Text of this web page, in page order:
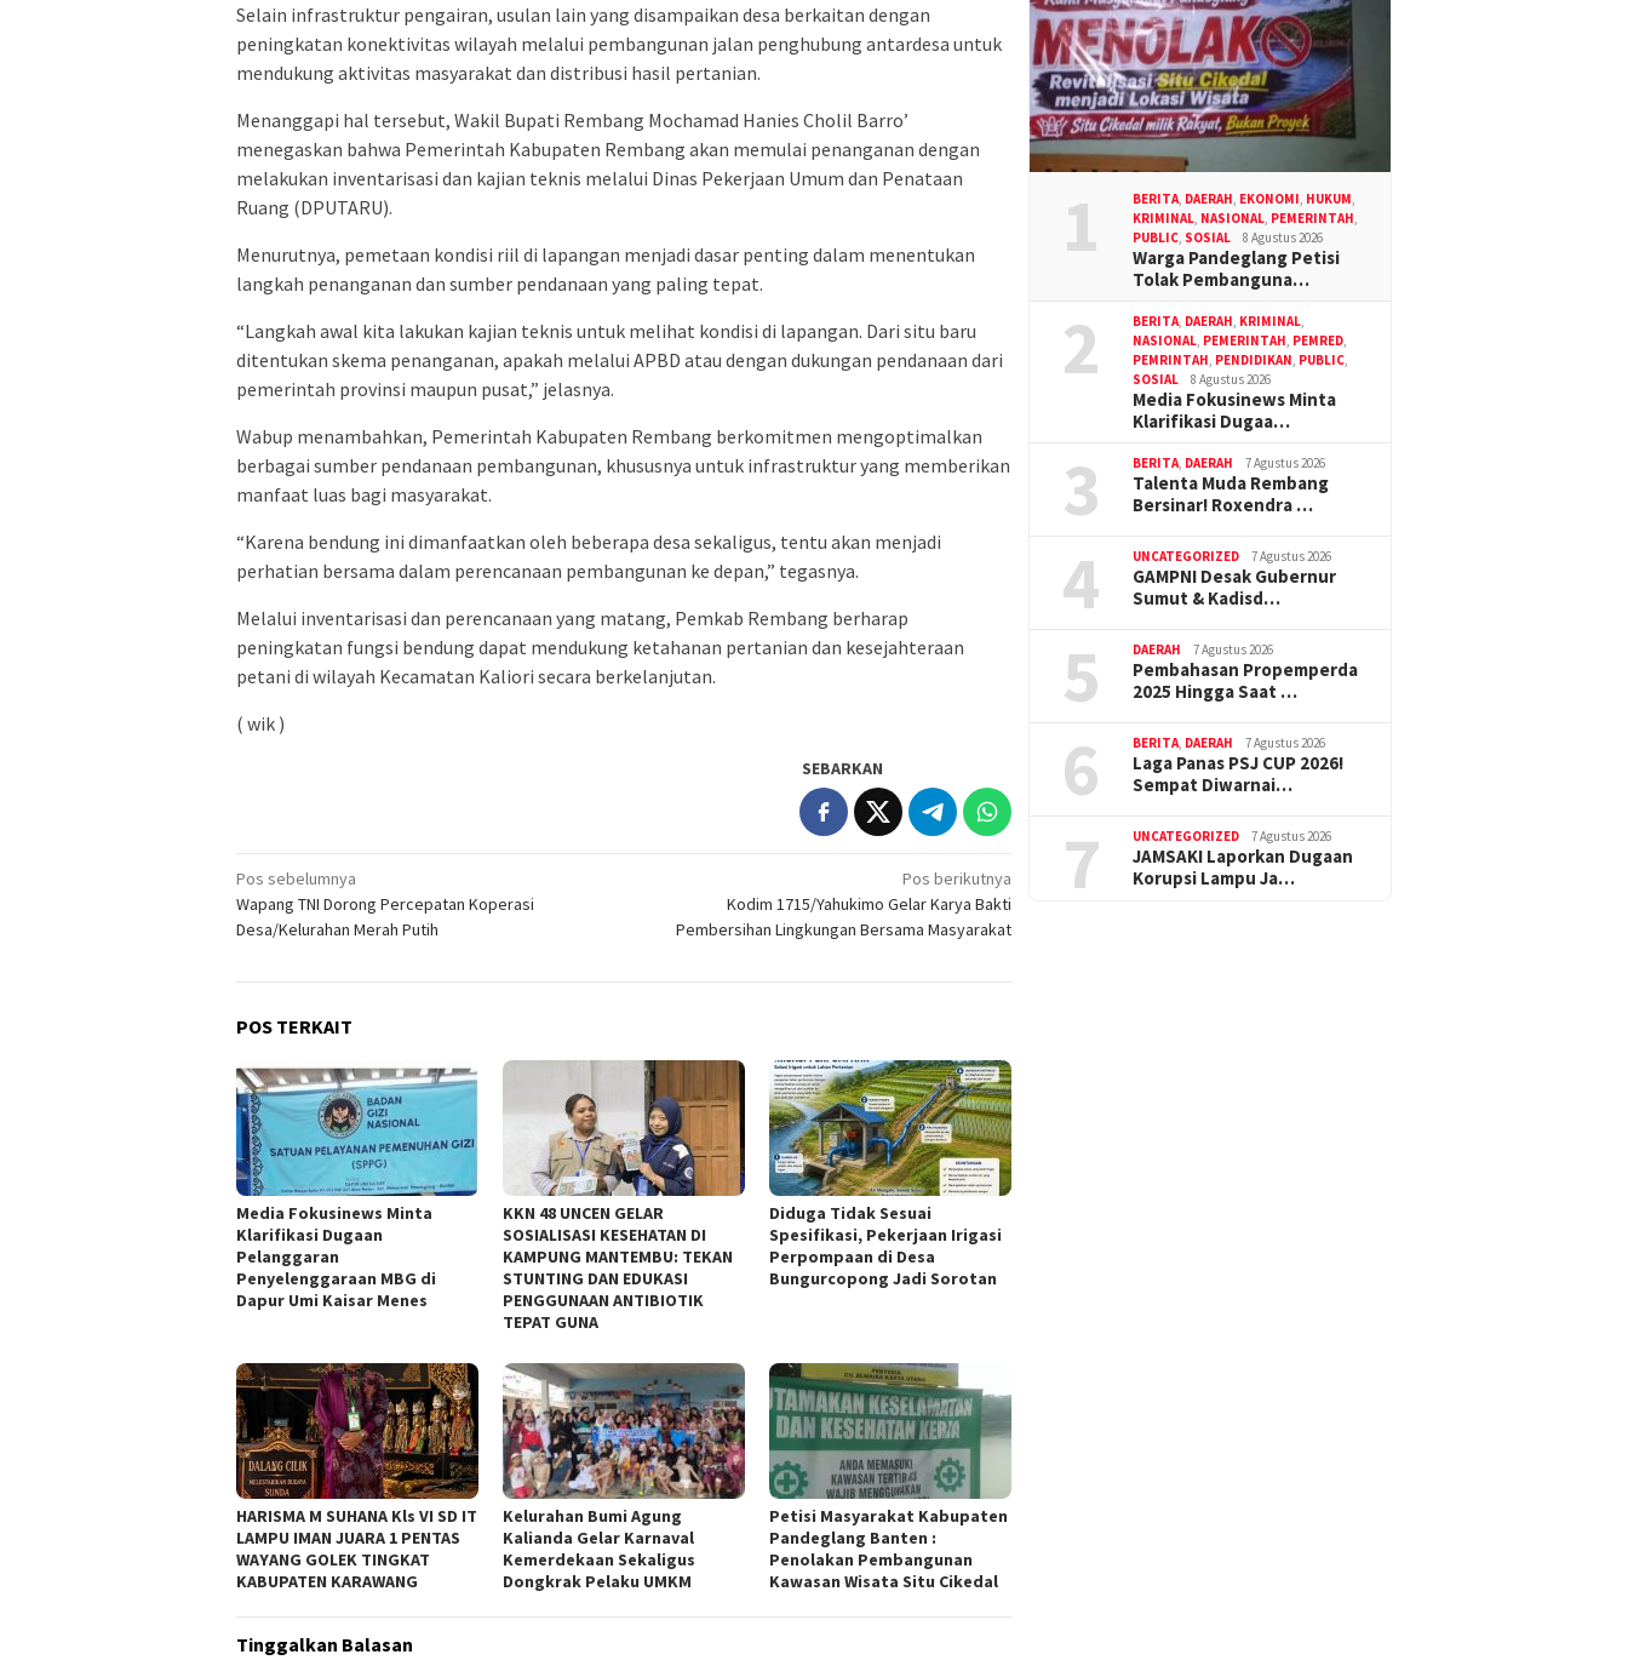
Selain infrastruktur pengairan, usulan lain yang disampaikan desa berkaitan dengan
peningkatan konektivitas wilayah melalui pembangunan jalan penghubung antardesa untuk
mendukung aktivitas masyarakat dan distribusi hasil pertanian.
Menanggapi hal tersebut, Wakil Bupati Rembang Mochamad Hanies Cholil Barro’
menegaskan bahwa Pemerintah Kabupaten Rembang akan memulai penanganan dengan
melakukan inventarisasi dan kajian teknis melalui Dinas Pekerjaan Umum dan Penataan
Ruang (DPUTARU).
Menurutnya, pemetaan kondisi riil di lapangan menjadi dasar penting dalam menentukan
langkah penanganan dan sumber pendanaan yang paling tepat.
“Langkah awal kita lakukan kajian teknis untuk melihat kondisi di lapangan. Dari situ baru
ditentukan skema penanganan, apakah melalui APBD atau dengan dukungan pendanaan dari
pemerintah provinsi maupun pusat,” jelasnya.
Wabup menambahkan, Pemerintah Kabupaten Rembang berkomitmen mengoptimalkan
berbagai sumber pendanaan pembangunan, khususnya untuk infrastruktur yang memberikan
manfaat luas bagi masyarakat.
“Karena bendung ini dimanfaatkan oleh beberapa desa sekaligus, tentu akan menjadi
perhatian bersama dalam perencanaan pembangunan ke depan,” tegasnya.
Melalui inventarisasi dan perencanaan yang matang, Pemkab Rembang berharap
peningkatan fungsi bendung dapat mendukung ketahanan pertanian dan kesejahteraan
petani di wilayah Kecamatan Kaliori secara berkelanjutan.
( wik )
SEBARKAN
Pos sebelumnya
Wapang TNI Dorong Percepatan Koperasi
Desa/Kelurahan Merah Putih
Pos berikutnya
Kodim 1715/Yahukimo Gelar Karya Bakti
Pembersihan Lingkungan Bersama Masyarakat
POS TERKAIT
Media Fokusinews Minta
Klarifikasi Dugaan
Pelanggaran
Penyelenggaraan MBG di
Dapur Umi Kaisar Menes
KKN 48 UNCEN GELAR
SOSIALISASI KESEHATAN DI
KAMPUNG MANTEMBU: TEKAN
STUNTING DAN EDUKASI
PENGGUNAAN ANTIBIOTIK
TEPAT GUNA
Diduga Tidak Sesuai
Spesifikasi, Pekerjaan Irigasi
Perpompaan di Desa
Bungurcopong Jadi Sorotan
HARISMA M SUHANA Kls VI SD IT
LAMPU IMAN JUARA 1 PENTAS
WAYANG GOLEK TINGKAT
KABUPATEN KARAWANG
Kelurahan Bumi Agung
Kalianda Gelar Karnaval
Kemerdekaan Sekaligus
Dongkrak Pelaku UMKM
Petisi Masyarakat Kabupaten
Pandeglang Banten :
Penolakan Pembangunan
Kawasan Wisata Situ Cikedal
Tinggalkan Balasan
1 BERITA, DAERAH, EKONOMI, HUKUM,
KRIMINAL, NASIONAL, PEMERINTAH,
PUBLIC, SOSIAL 8 Agustus 2026
Warga Pandeglang Petisi
Tolak Pembanguna…
2 BERITA, DAERAH, KRIMINAL,
NASIONAL, PEMERINTAH, PEMRED,
PEMRINTAH, PENDIDIKAN, PUBLIC,
SOSIAL
8 Agustus 2026
Media Fokusinews Minta
Klarifikasi Dugaa…
3 BERITA, DAERAH 7 Agustus 2026
Talenta Muda Rembang
Bersinar! Roxendra …
4 UNCATEGORIZED 7 Agustus 2026
GAMPNI Desak Gubernur
Sumut & Kadisd…
5 DAERAH 7 Agustus 2026
Pembahasan Propemperda
2025 Hingga Saat …
6 BERITA, DAERAH 7 Agustus 2026
Laga Panas PSJ CUP 2026!
Sempat Diwarnai…
7 UNCATEGORIZED 7 Agustus 2026
JAMSAKI Laporkan Dugaan
Korupsi Lampu Ja…